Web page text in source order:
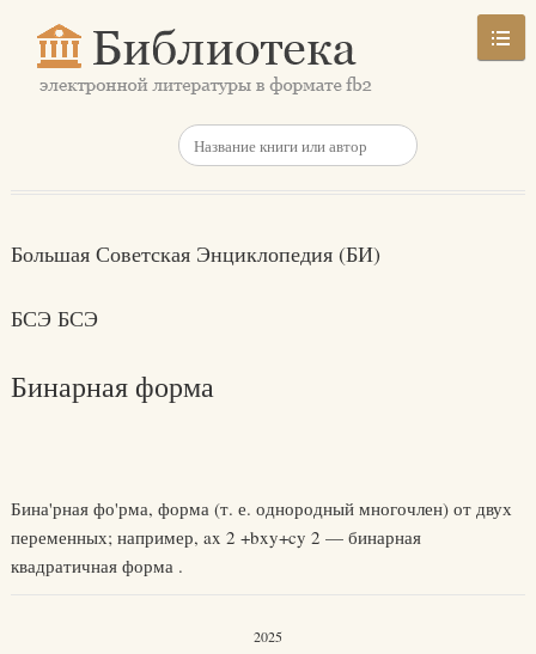
Большая Советская Энциклопедия (БИ)
БСЭ БСЭ
Бинарная форма
Бина'рная фо'рма, форма (т. е. однородный многочлен) от двух
переменных; например, ax 2 +bxy+cy 2 — бинарная
квадратичная форма .
2025